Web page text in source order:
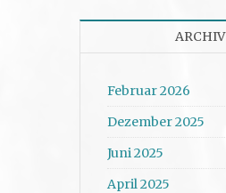
ARCHIV
Februar 2026
Dezember 2025
Juni 2025
April 2025